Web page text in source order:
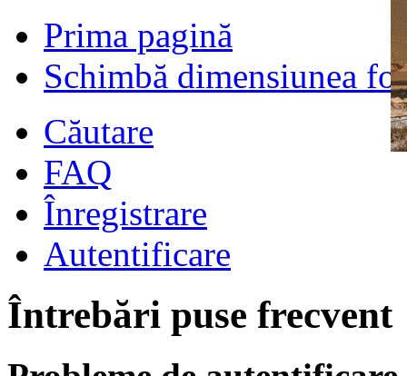
Prima pagină
Schimbă dimensiunea
Căutare
FAQ
Înregistrare
Autentificare
Întrebări puse frecvent